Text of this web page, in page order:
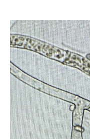
専門的なカビ
カビバスターズ